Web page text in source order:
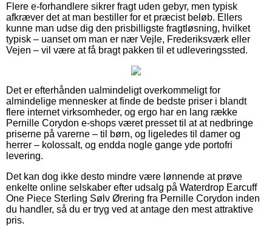
Flere e-forhandlere sikrer fragt uden gebyr, men typisk
afkræver det at man bestiller for et præcist beløb. Ellers
kunne man udse dig den prisbilligste fragtløsning, hvilket
typisk – uanset om man er nær Vejle, Frederiksværk eller
Vejen – vil være at få bragt pakken til et udleveringssted.
Det er efterhånden ualmindeligt overkommeligt for
almindelige mennesker at finde de bedste priser i blandt
flere internet virksomheder, og ergo har en lang række
Pernille Corydon e-shops været presset til at at nedbringe
priserne på varerne – til børn, og ligeledes til damer og
herrer – kolossalt, og endda nogle gange yde portofri
levering.
Det kan dog ikke desto mindre være lønnende at prøve
enkelte online selskaber efter udsalg på Waterdrop Earcuff
One Piece Sterling Sølv Ørering fra Pernille Corydon inden
du handler, så du er tryg ved at antage den mest attraktive
pris.